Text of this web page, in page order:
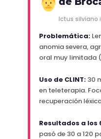
Ictus silviano
Problemática:
anomia severa,
oral muy limitada
Uso de CLINT:30
en teleterapia.
recuperación
Resultados a los
pasó de 30 a 120